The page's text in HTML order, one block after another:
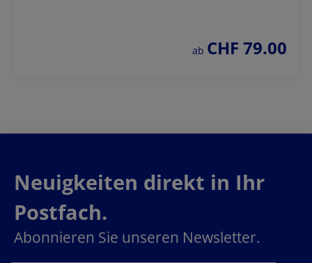
regulärer preis:
ab CHF 79.00
Neuigkeiten direkt in Ihr
Postfach.
Abonnieren Sie unseren Newsletter.